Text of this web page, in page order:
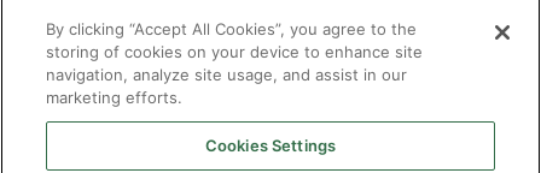
By clicking “Accept All Cookies”, you agree to the
storing of cookies on your device to enhance site
navigation, analyze site usage, and assist in our
marketing efforts.
Cookies Settings